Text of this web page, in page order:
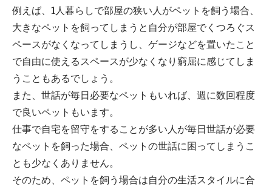
例えば、1人暮らしで部屋の狭い人がペットを飼う場合、
大きなペットを飼ってしまうと自分が部屋でくつろぐス
ペースがなくなってしまうし、ゲージなどを置いたこと
で自由に使えるスペースが少なくなり窮屈に感じてしま
うこともあるでしょう。
また、世話が毎日必要なペットもいれば、週に数回程度
で良いペットもいます。
仕事で自宅を留守をすることが多い人が毎日世話が必要
なペットを飼った場合、ペットの世話に困ってしまうこ
とも少なくありません。
そのため、ペットを飼う場合は自分の生活スタイルに合